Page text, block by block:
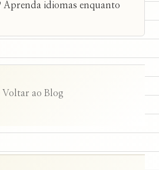
Aprenda idiomas enquanto
ao Blog